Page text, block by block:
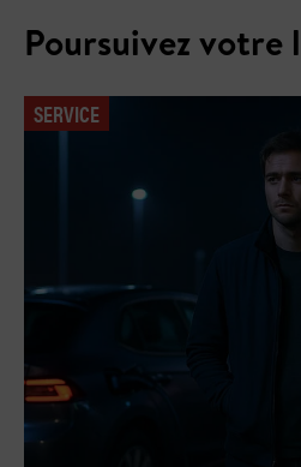
Poursuivez votre
SERVICE